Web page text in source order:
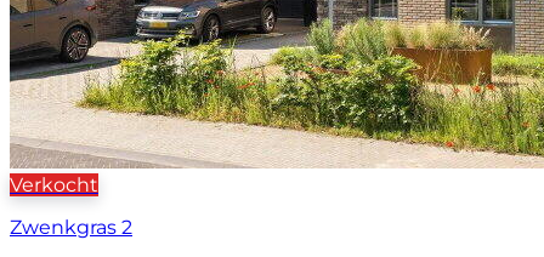
Verkocht
Zwenkgras 2